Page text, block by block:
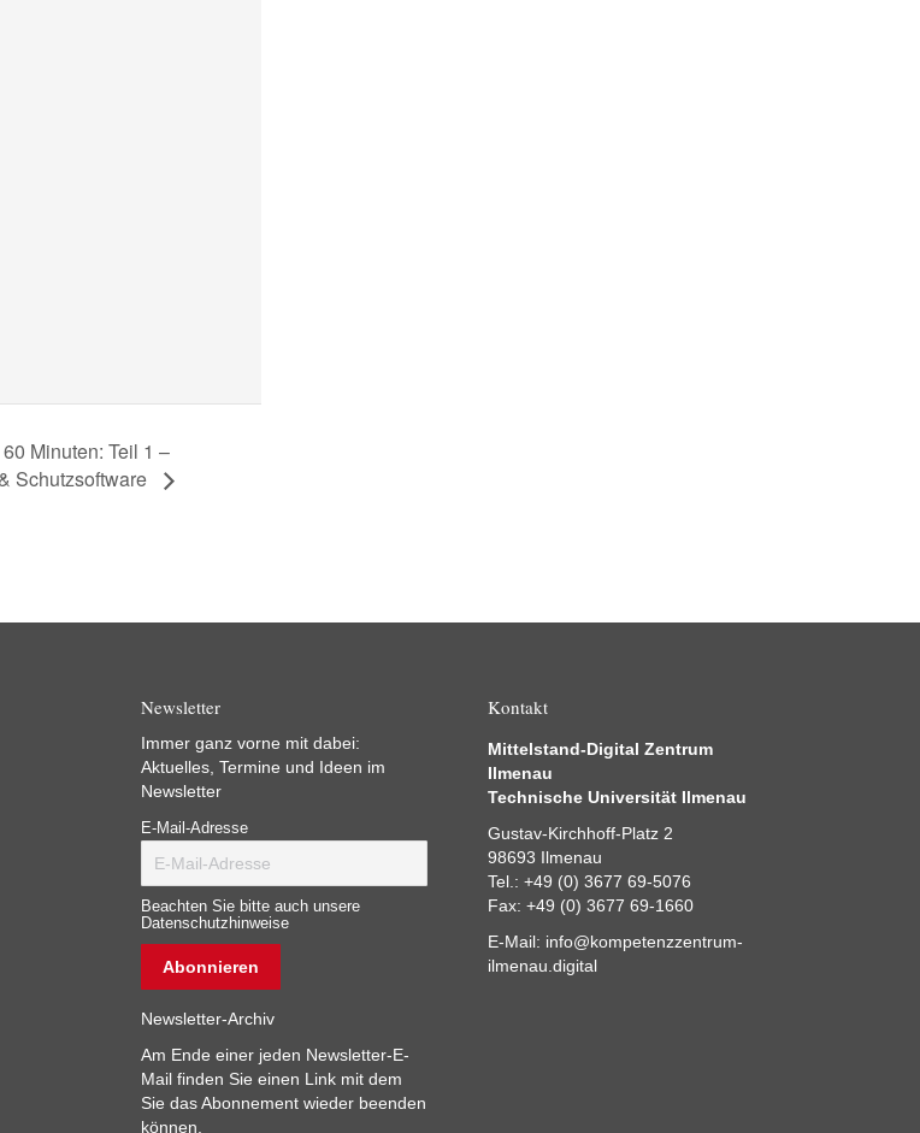
Minuten: Teil 1 –
Schutzsoftware
Newsletter
Immer ganz vorne mit dabei:
Aktuelles, Termine und Ideen im
Newsletter
E-Mail-Adresse
Beachten Sie bitte auch unsere
Datenschutzhinweise
Newsletter-Archiv
Am Ende einer jeden Newsletter-E-
Mail finden Sie einen Link mit dem
Sie das Abonnement wieder beenden
können.
Kontakt
Mittelstand-Digital Zentrum
Ilmenau
Technische Universität Ilmenau
Gustav-Kirchhoff-Platz 2
98693 Ilmenau
Tel.: +49 (0) 3677 69-5076
Fax: +49 (0) 3677 69-1660
E-Mail: info@kompetenzzentrum-
ilmenau.digital